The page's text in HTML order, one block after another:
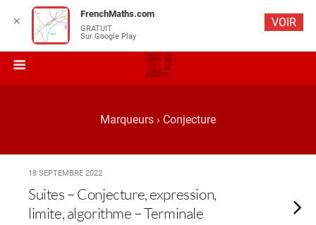
Marqueurs › Conjecture
18 SEPTEMBRE 2022
Suites – Conjecture, expression,
limite, algorithme – Terminale
✕
FrenchMaths.com
GRATUIT
Sur Google Play
VOIR